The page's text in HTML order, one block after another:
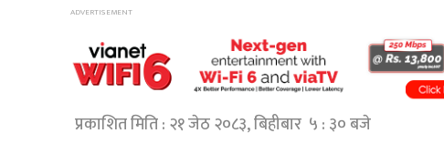
प्रकाशित मिति : २१ जेठ २०८३, बिहीबार ५ : ३० बजे